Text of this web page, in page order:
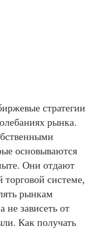
стратегии
рынка.
основываются
Они отдают
системе,
рынкам
не зависеть от
Как получать